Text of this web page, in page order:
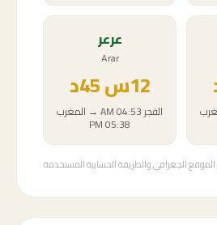
عرعر
Arar
12س
الفجر04:53 AM
→ المغرب
05:38 PM
الموقع الجغرافي والطريقة الحسابية المستخدمة